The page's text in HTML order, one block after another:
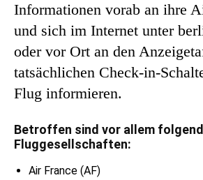
Informationen vorab an ihre
und sich im Internet unter
oder vor Ort an den
tatsächlichen Check-in-
Flug informieren.
Betroffen sind vor allem
Fluggesellschaften:
Air France (AF)